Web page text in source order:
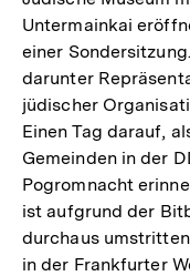
Untermainkai
einer
darunter
jüdischer
Einen Tag darauf,
Gemeinden in der
Pogromnacht
ist aufgrund der
durchaus
in der Frankfurter